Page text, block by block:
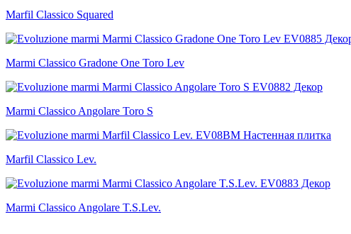
Marfil Classico Squared
Marmi Classico Gradone One Toro Lev
Marmi Classico Angolare Toro S
Marfil Classico Lev.
Marmi Classico Angolare T.S.Lev.